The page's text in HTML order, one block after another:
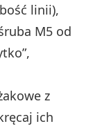
linii),
M5 od
z
ich